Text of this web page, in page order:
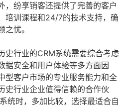
，纷享销客还提供了完善的客户
培训课程和24/7的技术支持，确
忧。
史行业的CRM系统需要综合考虑
据安全和用户体验等多方面因
型客户市场的专业服务能力和全
史行业企业值得信赖的合作伙
统时，多加比较，选择最适合自